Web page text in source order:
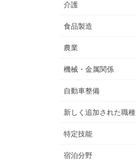
介護
食品製造
農業
機械・金属関係
自動車整備
新しく追加された職種
特定技能
宿泊分野